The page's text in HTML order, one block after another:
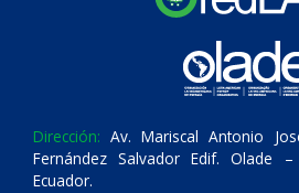
Dirección: Av. Mariscal Antonio
Fernández Salvador Edif. Olade
Ecuador.